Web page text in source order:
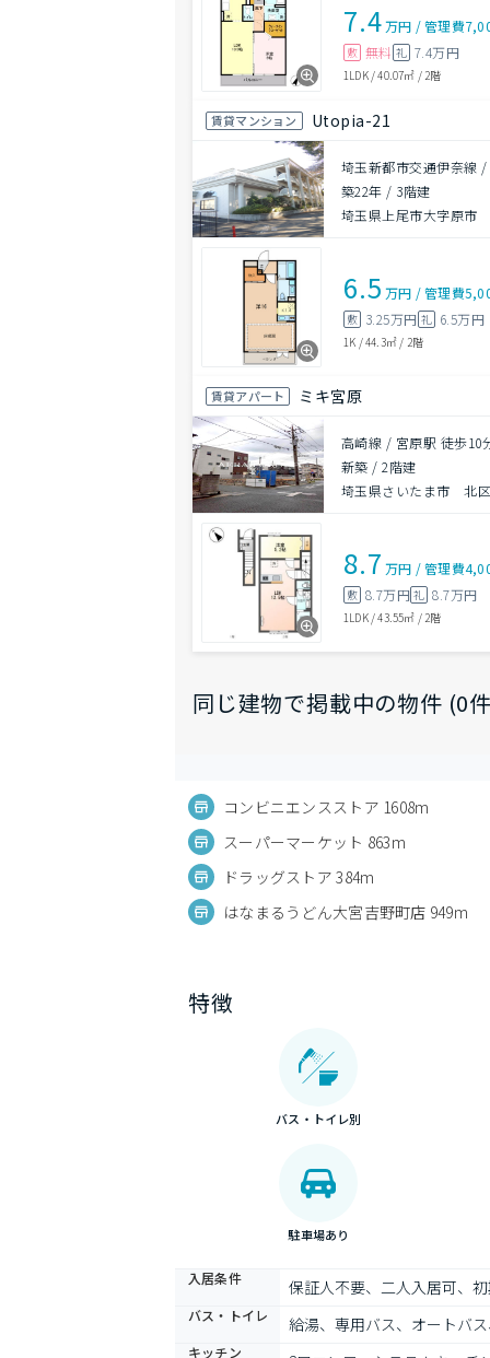
7.4万円 /管理費
敷 無料 礼 7.4万円
1LDK/40.07㎡ /2階
賃貸マンション Utopia-21
埼玉新都市交通伊奈線
築22年 / 3階建
埼玉県上尾市大字原市
6.5 万円 /管理費
敷 3.25万円 礼 6.5万円
1K /44.3㎡ / 2階
賃貸アパート ミキ宮原
高崎線 / 宮原駅 徒歩10
新築 /2階建
埼玉県さいたま市 北
8.7 万円 /管理費
敷 8.7万円礼 8.7万円
1LDK/43.55㎡ / 2階
同じ建物で掲載中の物件 (0
コンビニエンスストア 1608m
スーパーマーケット 863m
ドラッグストア 384m
はなまるうどん大宮吉野町店 949m
特徴
バス・トイレ別
駐車場あり
入居条件 保証人不要、二人入居可、
バス・トイレ 給湯、専用バス、オートバ
キッチン